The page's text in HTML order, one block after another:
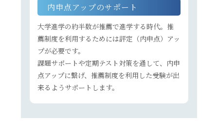
内申点アップのサポート
大学進学の約半数が推薦で進学する時代。推
薦制度を利用するためには評定（内申点）アッ
プが必要です。
課題サポートや定期テスト対策を通して、内申
点アップに繋げ、推薦制度を利用した受験が出
来るようサポートします。